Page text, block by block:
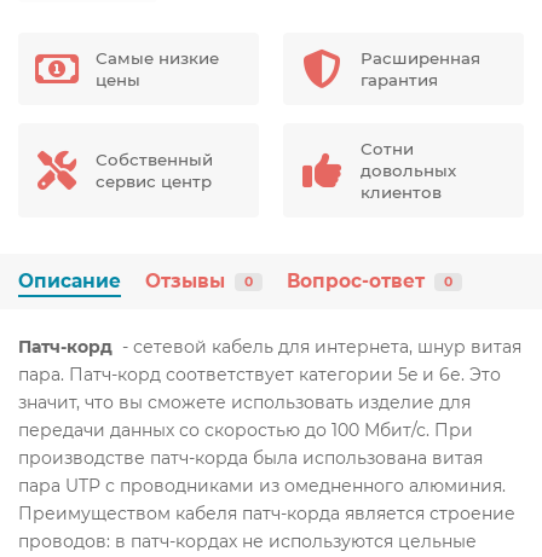
Самые низкие
цены
Расширенная
гарантия
Собственный
сервис центр
Сотни
довольных
клиентов
Описание Отзывы 0 Вопрос-ответ 0
Патч-корд - сетевой кабель для интернета, шнур витая
пара. Патч-корд соответствует категории 5e и 6е. Это
значит, что вы сможете использовать изделие для
передачи данных со скоростью до 100 Мбит/с. При
производстве патч-корда была использована витая
пара UTP с проводниками из омедненного алюминия.
Преимуществом кабеля патч-корда является строение
проводов: в патч-кордах не используются цельные